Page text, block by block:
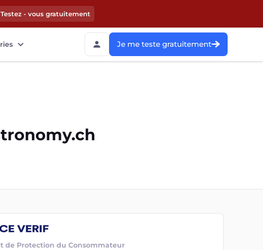
Testez - vous gratuitement
Je me teste gratuitement
de Protection du Consommateur